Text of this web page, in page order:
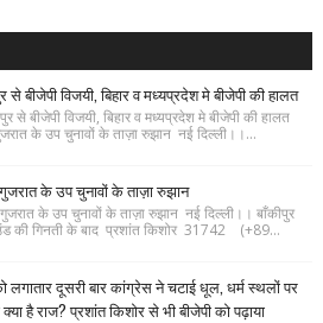
बीजेपी विजयी, बिहार व मध्यप्रदेश मे बीजेपी की हालत
से बीजेपी विजयी, बिहार व मध्यप्रदेश मे बीजेपी की हालत
के उप चुनावों के ताज़ा रुझान नई दिल्ली।।...
के उप चुनावों के ताज़ा रुझान
गुजरात के उप चुनावों के ताज़ा रुझान नई दिल्ली।। बाँकीपुर
की गिनती के बाद प्रशांत किशोर 31742 (+89...
लगातार दूसरी बार कांग्रेस ने चटाई धूल, धर्म स्थलों पर
है राज? प्रशांत किशोर से भी बीजेपी को पढ़ाया